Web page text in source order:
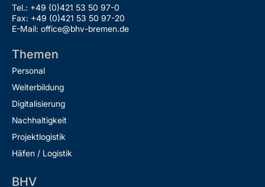
Tel.: +49 (0)421 53 50 97-0
Fax: +49 (0)421 53 50 97-20
E-Mail: office@bhv-bremen.de
Themen
Personal
Weiterbildung
Digitalisierung
Nachhaltigkeit
Projektlogistik
Häfen / Logistik
BHV